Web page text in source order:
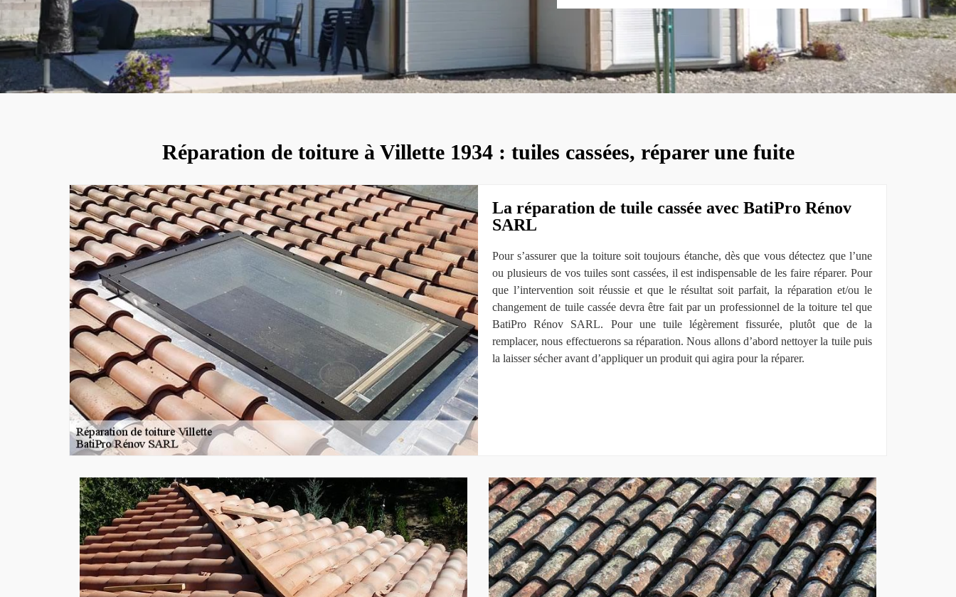
Réparation de toiture à Villette 1934 : tuiles cassées, réparer une fuite
La réparation de tuile cassée avec BatiPro Rénov
SARL
Pour s’assurer que la toiture soit toujours étanche, dès que vous détectez que l’une
ou plusieurs de vos tuiles sont cassées, il est indispensable de les faire réparer. Pour
que l’intervention soit réussie et que le résultat soit parfait, la réparation et/ou le
changement de tuile cassée devra être fait par un professionnel de la toiture tel que
BatiPro Rénov SARL. Pour une tuile légèrement fissurée, plutôt que de la
remplacer, nous effectuerons sa réparation. Nous allons d’abord nettoyer la tuile puis
la laisser sécher avant d’appliquer un produit qui agira pour la réparer.